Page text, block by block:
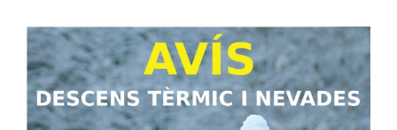
Ajuntament
Ciutadania
View
Larger
Image